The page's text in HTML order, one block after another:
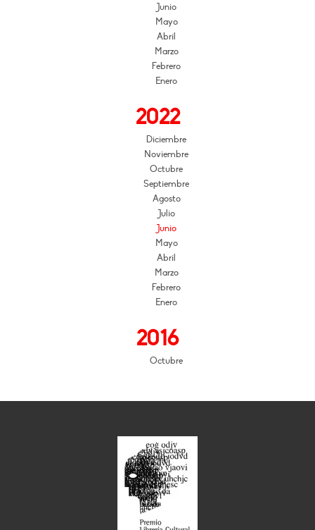
Junio
Mayo
Abril
Marzo
Febrero
Enero
2022
Diciembre
Noviembre
Octubre
Septiembre
Agosto
Julio
Junio
Mayo
Abril
Marzo
Febrero
Enero
2016
Octubre